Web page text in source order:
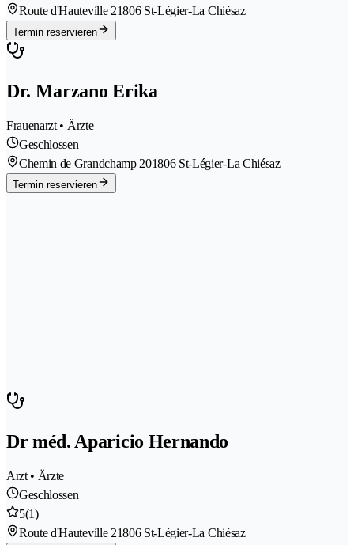
Route d'Hauteville 21806 St-Légier-La Chiésaz
Termin reservieren
Dr. Marzano Erika
Frauenarzt • Ärzte
Geschlossen
Chemin de Grandchamp 201806 St-Légier-La Chiésaz
Termin reservieren
Dr méd. Aparicio Hernando
Arzt • Ärzte
Geschlossen
5(1)
Route d'Hauteville 21806 St-Légier-La Chiésaz